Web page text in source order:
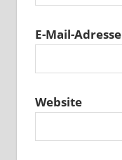
E-Mail-Adresse
Website